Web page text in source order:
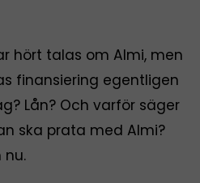
hört talas om Almi, men
finansiering egentligen
Lån? Och varför säger
ska prata med Almi?
nu.